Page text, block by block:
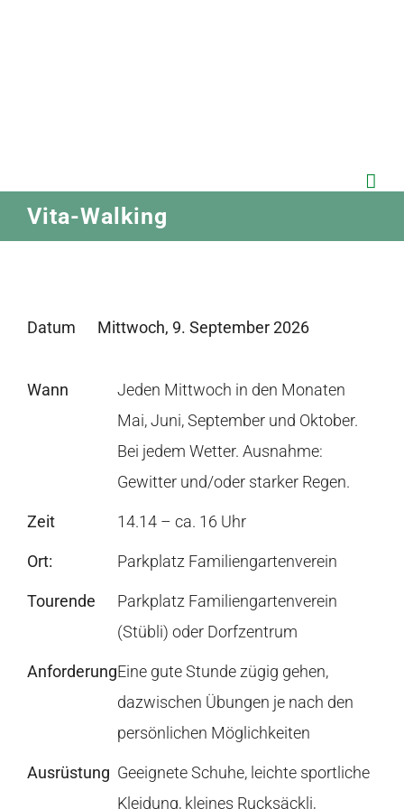
Vita-Walking
Datum Mittwoch, 9. September 2026
Wann
Jeden Mittwoch in den Monaten
Mai, Juni, September und Oktober.
Bei jedem Wetter. Ausnahme:
Gewitter und/oder starker Regen.
Zeit 14.14 – ca. 16 Uhr
Ort: Parkplatz Familiengartenverein
Tourende
Parkplatz Familiengartenverein
(Stübli) oder Dorfzentrum
AnforderungEine gute Stunde zügig gehen,
dazwischen Übungen je nach den
persönlichen Möglichkeiten
Ausrüstung Geeignete Schuhe, leichte sportliche
Kleidung, kleines Rucksäckli,